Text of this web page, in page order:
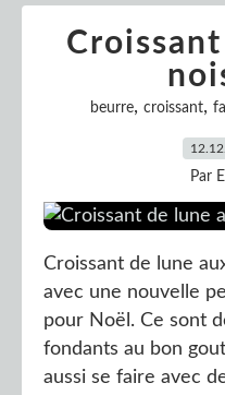
beurre, croissant,
Par
Croissant de lune
avec une nouvelle
pour Noël. Ce sont
fondants au bon
aussi se faire avec